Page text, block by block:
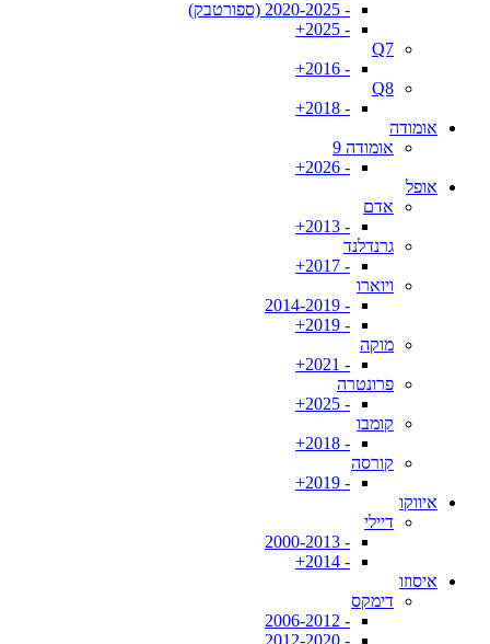
- 2020-2025 (ספורטבק)
- 2025+
Q7
- 2016+
Q8
- 2018+
אומודה
אומודה 9
- 2026+
אופל
אדם
- 2013+
גרנדלנד
- 2017+
ויוארו
- 2014-2019
- 2019+
מוקה
- 2021+
פרונטרה
- 2025+
קומבו
- 2018+
קורסה
- 2019+
איווקו
דיילי
- 2000-2013
- 2014+
איסוזו
דימקס
- 2006-2012
- 2012-2020